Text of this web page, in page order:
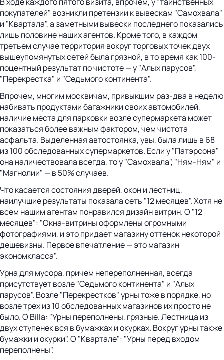
покупателей" возникли претензии к вывескам "Самохвала"
и "Квартала", а заметными вывески последнего показались
лишь половине наших агентов. Кроме того, в каждом
третьем случае территория вокруг торговых точек двух
вышеупомянутых сетей была грязной, в то время как 100-
поцентный результат по чистоте — у "Алых парусов",
"Перекрестка" и "Седьмого континента".
Впрочем, многим москвичам, привыкшим раз-два в неделю
набивать продуктами багажники своих автомобилей,
наличие места для парковки возле супермаркета может
показаться более важным фактором, чем чистота
асфальта. Выделенная автостоянка, увы, была лишь в 68
из 100 обследованных супермаркетов. Если у "Патэрсона"
она наличествовала всегда, то у "Самохвала", "Ням-Ням" и
"Магнолии" — в 50% случаев.
Что касается состояния дверей, окон и лестниц,
наилучшие результаты показала сеть "12 месяцев". Хотя не
всем нашим агентам понравился дизайн витрин. О "12
месяцев": "Окна-витрины оформлены огромными
фотографиями, и это придает магазину оттенок некоторой
дешевизны. Первое впечатление — это магазин
экономкласса".
Урна для мусора, причем непереполненная, всегда
присутствует возле "Седьмого континента" и "Алых
парусов". Возле "Перекрестков" урны тоже в порядке, но
возле трех из 10 обследованных магазинов их просто не
было. О Billa: "Урны переполнены, грязные. Лестница из
двух ступенек вся в бумажках и окурках. Вокруг урны также
бумажки и окурки". О "Квартале": "Урны перед входом
переполнены".